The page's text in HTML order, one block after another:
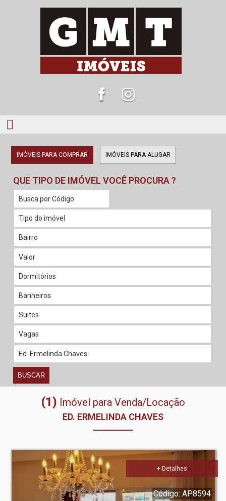
IMÓVEIS PARA COMPRAR IMÓVEIS PARA ALUGAR
QUE TIPO DE IMÓVEL VOCÊ PROCURA ?
BUSCAR
(1) Imóvel para Venda/Locação
ED. ERMELINDA CHAVES
+ Detalhes
Código: AP8594